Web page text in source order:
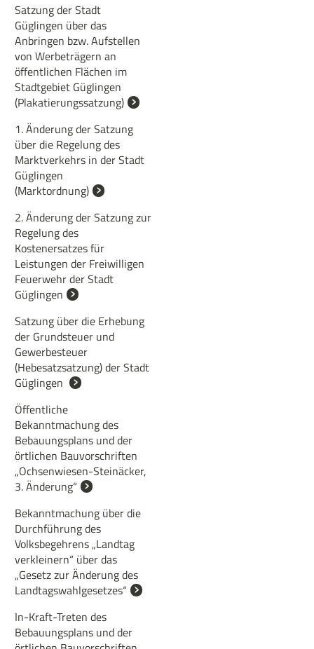
Satzung der Stadt
Güglingen über das
Anbringen bzw. Aufstellen
von Werbeträgern an
öffentlichen Flächen im
Stadtgebiet Güglingen
(Plakatierungssatzung)
1. Änderung der Satzung
über die Regelung des
Marktverkehrs in der Stadt
Güglingen
(Marktordnung)
2. Änderung der Satzung zur
Regelung des
Kostenersatzes für
Leistungen der Freiwilligen
Feuerwehr der Stadt
Güglingen
Satzung über die Erhebung
der Grundsteuer und
Gewerbesteuer
(Hebesatzsatzung) der Stadt
Güglingen
Öffentliche
Bekanntmachung des
Bebauungsplans und der
örtlichen Bauvorschriften
„Ochsenwiesen-Steinäcker,
3. Änderung“
Bekanntmachung über die
Durchführung des
Volksbegehrens „Landtag
verkleinern“ über das
„Gesetz zur Änderung des
Landtagswahlgesetzes“
In-Kraft-Treten des
Bebauungsplans und der